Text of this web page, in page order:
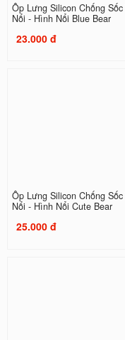
Ốp Lưng Silicon Chống
Nổi - Hình Nổi Blue Bear
23.000 đ
Ốp Lưng Silicon Chống
Nổi - Hình Nổi Cute Bear
25.000 đ